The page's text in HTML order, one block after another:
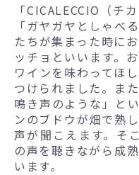
「CICALECCIO（チ
「ガヤガヤとしゃべ
たちが集まった時に
ッチョといいます。
ワインを味わってほ
つけられました。ま
鳴き声のような」と
ンのブドウが畑で熟
声が聞こえます。そ
の声を聴きながら成
います。